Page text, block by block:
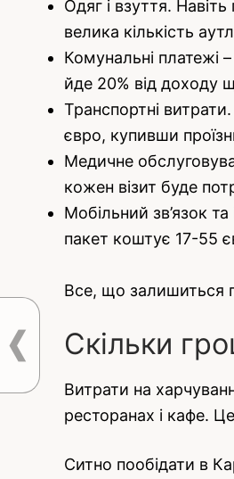
Одяг і взуття.
велика кількість
Комунальні платежі
йде 20% від доходу
Транспортні
євро, купивши
Медичне
кожен візит буде
Мобільний зв’язок та
пакет коштує 17-55
Все, що залишиться
Скільки
Витрати на
ресторанах і кафе.
Ситно пообідати в